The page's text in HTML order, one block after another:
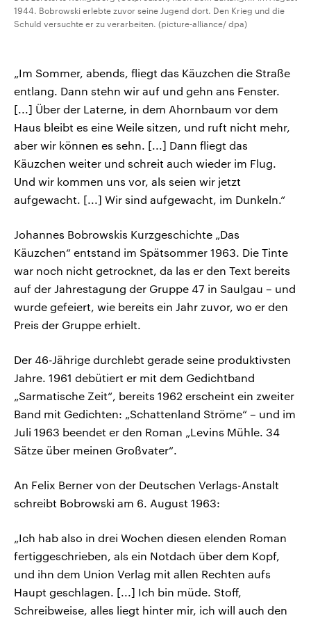
1944. Bobrowski erlebte zuvor seine Jugend dort. Den Krieg und die
Schuld versuchte er zu verarbeiten. (picture-alliance/ dpa)
„Im Sommer, abends, fliegt das Käuzchen die Straße
entlang. Dann stehn wir auf und gehn ans Fenster.
[...] Über der Laterne, in dem Ahornbaum vor dem
Haus bleibt es eine Weile sitzen, und ruft nicht mehr,
aber wir können es sehn. [...] Dann fliegt das
Käuzchen weiter und schreit auch wieder im Flug.
Und wir kommen uns vor, als seien wir jetzt
aufgewacht. [...] Wir sind aufgewacht, im Dunkeln.“
Johannes Bobrowskis Kurzgeschichte „Das
Käuzchen“ entstand im Spätsommer 1963. Die Tinte
war noch nicht getrocknet, da las er den Text bereits
auf der Jahrestagung der Gruppe 47 in Saulgau – und
wurde gefeiert, wie bereits ein Jahr zuvor, wo er den
Preis der Gruppe erhielt.
Der 46-Jährige durchlebt gerade seine produktivsten
Jahre. 1961 debütiert er mit dem Gedichtband
„Sarmatische Zeit“, bereits 1962 erscheint ein zweiter
Band mit Gedichten: „Schattenland Ströme“ – und im
Juli 1963 beendet er den Roman „Levins Mühle. 34
Sätze über meinen Großvater“.
An Felix Berner von der Deutschen Verlags-Anstalt
schreibt Bobrowski am 6. August 1963:
„Ich hab also in drei Wochen diesen elenden Roman
fertiggeschrieben, als ein Notdach über dem Kopf,
und ihn dem Union Verlag mit allen Rechten aufs
Haupt geschlagen. [...] Ich bin müde. Stoff,
Schreibweise, alles liegt hinter mir, ich will auch den